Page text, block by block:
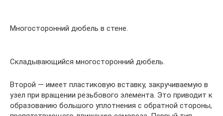
Многосторонний дюбель в стене.
Складывающийся многосторонний дюбель.
Второй — имеет пластиковую вставку, закручиваемую в
узел при вращении резьбового элемента. Это приводит к
образованию большого уплотнения с обратной стороны,